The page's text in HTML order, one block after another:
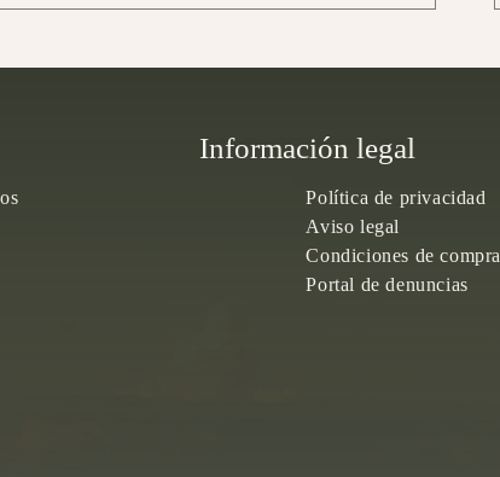
Información legal
Política de privacidad
Aviso legal
Condiciones de compra
Portal de denuncias